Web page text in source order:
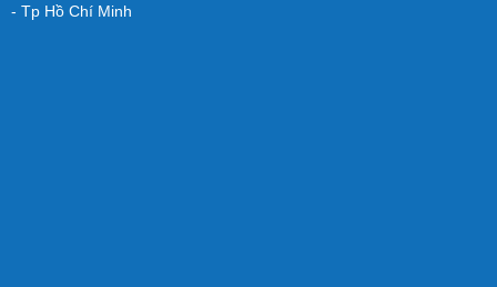
- Tp Hồ Chí Minh